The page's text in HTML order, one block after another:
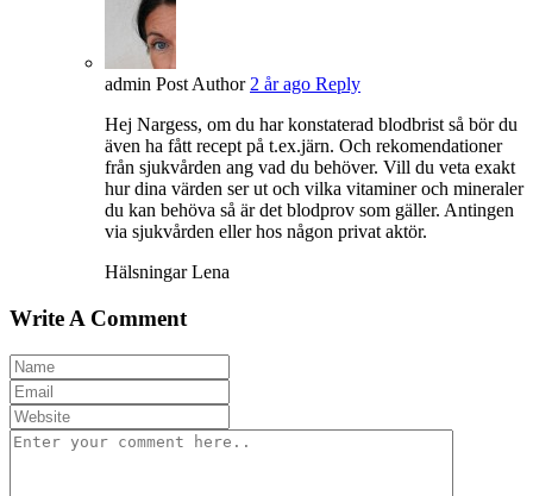
admin Post Author 2 år ago Reply
Hej Nargess, om du har konstaterad blodbrist så bör du
även ha fått recept på t.ex.järn. Och rekomendationer
från sjukvården ang vad du behöver. Vill du veta exakt
hur dina värden ser ut och vilka vitaminer och mineraler
du kan behöva så är det blodprov som gäller. Antingen
via sjukvården eller hos någon privat aktör.
Hälsningar Lena
Write A Comment